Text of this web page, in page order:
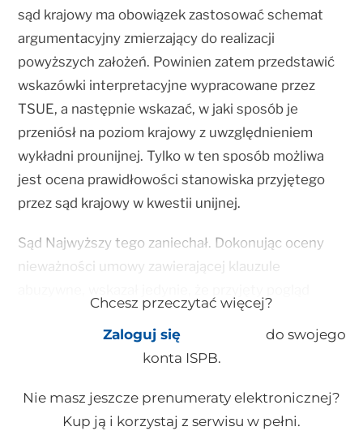
sąd krajowy ma obowiązek zastosować schemat
argumentacyjny zmierzający do realizacji
powyższych założeń. Powinien zatem przedstawić
wskazówki interpretacyjne wypracowane przez
TSUE, a następnie wskazać, w jaki sposób je
przeniósł na poziom krajowy z uwzględnieniem
wykładni prounijnej. Tylko w ten sposób możliwa
jest ocena prawidłowości stanowiska przyjętego
przez sąd krajowy w kwestii unijnej.
Sąd Najwyższy tego zaniechał. Dokonując oceny
nieważności umowy zawierającej klauzule
„koresponduje z postanowieniami art. 6 ust. 1
Dyrektywy 93/13”. Natomiast w (...)
Chcesz przeczytać więcej?
Zaloguj się
do swojego
konta ISPB.
Nie masz jeszcze prenumeraty elektronicznej?
Kup ją i korzystaj z serwisu w pełni.